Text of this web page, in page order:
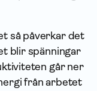
så påverkar det
blir spänningar
går ner
från arbetet